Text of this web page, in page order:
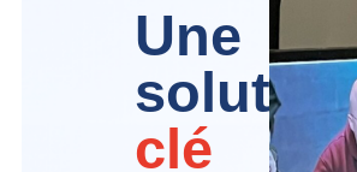
Une
solution
clé